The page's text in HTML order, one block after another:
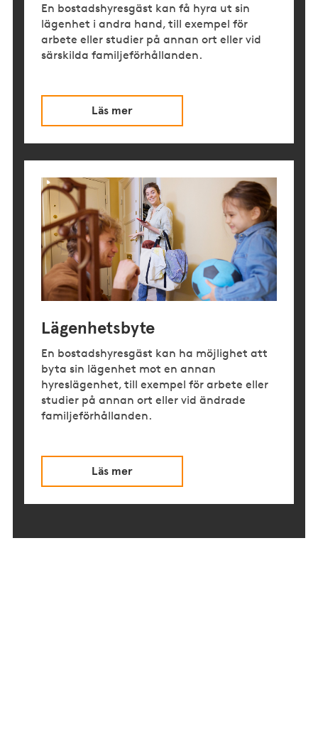
En bostadshyresgäst kan få hyra ut sin
lägenhet i andra hand, till exempel för
arbete eller studier på annan ort eller vid
särskilda familjeförhållanden.
Läs mer
Lägenhetsbyte
En bostadshyresgäst kan ha möjlighet att
byta sin lägenhet mot en annan
hyreslägenhet, till exempel för arbete eller
studier på annan ort eller vid ändrade
familjeförhållanden.
Läs mer